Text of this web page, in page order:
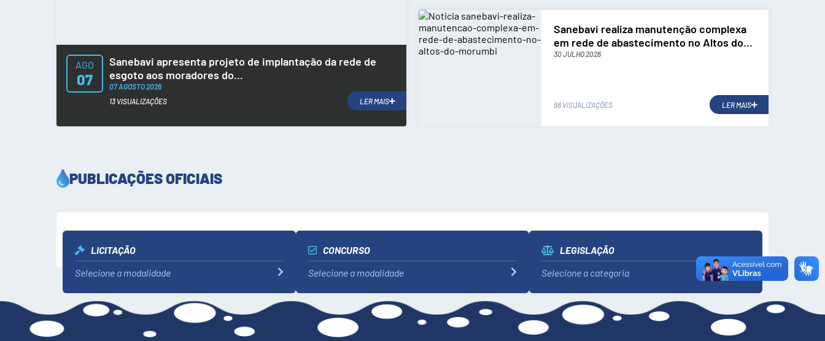
AGO
07
Sanebavi apresenta projeto de implantação da rede de
esgoto aos moradores do...
07 AGOSTO 2026
13 VISUALIZAÇÕES
LER MAIS
Sanebavi realiza manutenção complexa
em rede de abastecimento no Altos do...
30 JULHO 2026
98 VISUALIZAÇÕES LER MAIS
PUBLICAÇÕES OFICIAIS
LICITAÇÃO
Selecione a modalidade
CONCURSO
Selecione a modalidade
LEGISLAÇÃO
Selecione a categoria